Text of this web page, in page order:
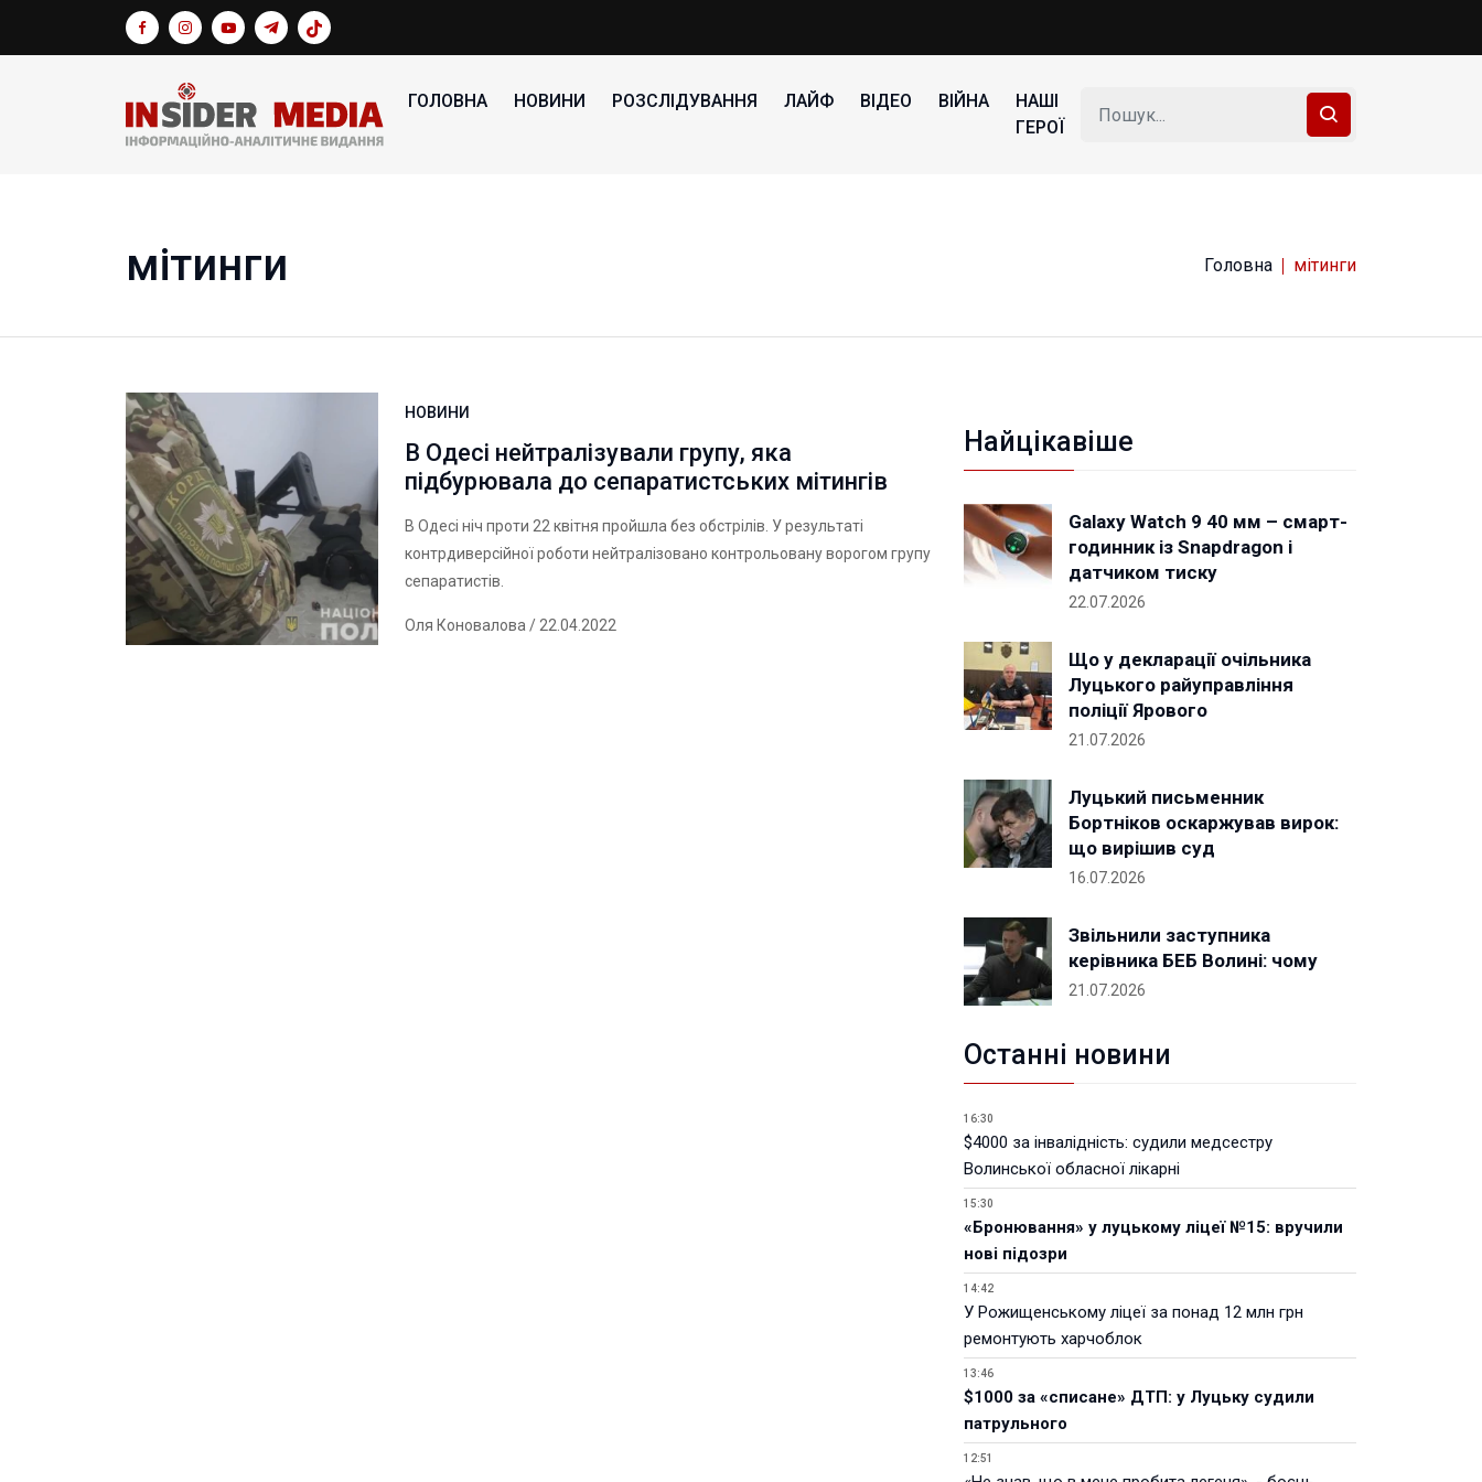
ГОЛОВНА НОВИНИ РОЗСЛІДУВАННЯ ЛАЙФ ВІДЕО ВІЙНА
НАШІ
ГЕРОЇ
мітинги Головна мітинги
НОВИНИ
В Одесі нейтралізували групу, яка
підбурювала до сепаратистських мітингів
В Одесі ніч проти 22 квітня пройшла без обстрілів. У результаті
контрдиверсійної роботи нейтралізовано контрольовану ворогом групу
сепаратистів.
Оля Коновалова / 22.04.2022
Найцікавіше
Galaxy Watch 9 40 мм – смарт-
годинник із Snapdragon і
датчиком тиску
22.07.2026
Що у декларації очільника
Луцького райуправління
поліції Ярового
21.07.2026
Луцький письменник
Бортніков оскаржував вирок:
що вирішив суд
16.07.2026
Звільнили заступника
керівника БЕБ Волині: чому
21.07.2026
Останні новини
16:30
$4000 за інвалідність: судили медсестру
Волинської обласної лікарні
15:30
«Бронювання» у луцькому ліцеї №15: вручили
нові підозри
14:42
У Рожищенському ліцеї за понад 12 млн грн
ремонтують харчоблок
13:46
$1000 за «списане» ДТП: у Луцьку судили
патрульного
12:51